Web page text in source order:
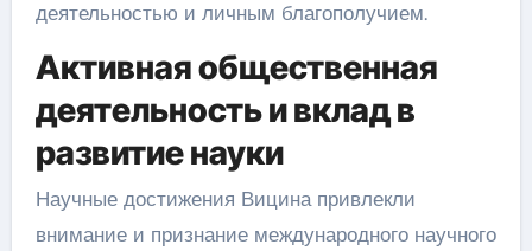
деятельностью и личным благополучием.
Активная общественная
деятельность и вклад в
развитие науки
Научные достижения Вицина привлекли
внимание и признание международного научного